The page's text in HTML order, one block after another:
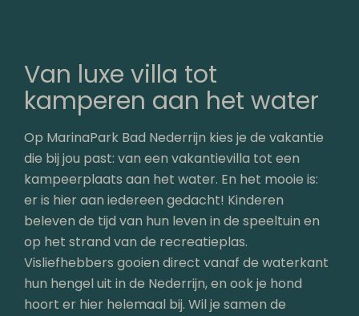
Van luxe villa tot
kamperen aan het water
Op MarinaPark Bad Nederrijn kies je de vakantie
die bij jou past: van een vakantievilla tot een
kampeerplaats aan het water. En het mooie is:
er is hier aan iedereen gedacht! Kinderen
beleven de tijd van hun leven in de speeltuin en
op het strand van de recreatieplas.
Visliefhebbers gooien direct vanaf de waterkant
hun hengel uit in de Nederrijn, en ook je hond
hoort er hier helemaal bij. Wil je samen de